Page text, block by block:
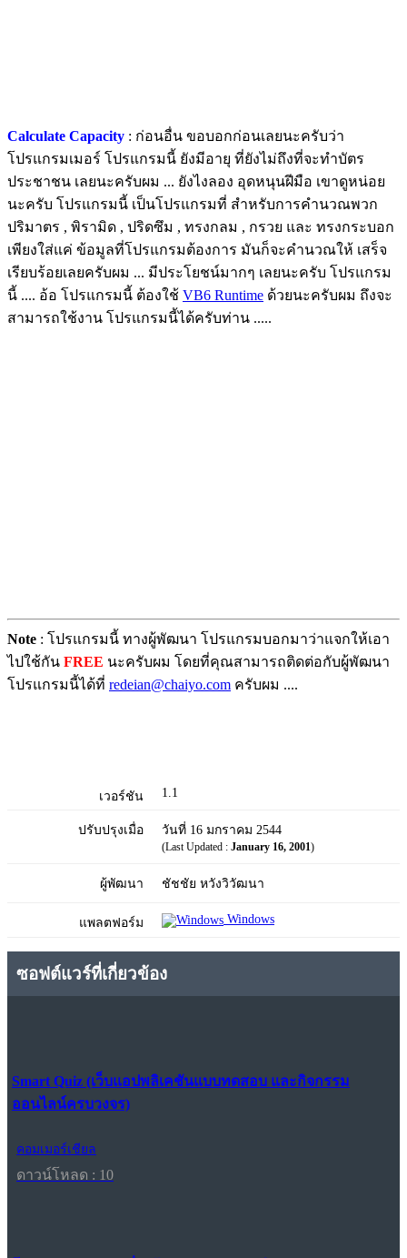
Calculate Capacity : ก่อนอื่น ขอบอกก่อนเลยนะครับว่า
โปรแกรมเมอร์ โปรแกรมนี้ ยังมีอายุ ที่ยังไม่ถึงที่จะทำบัตร
ประชาชน เลยนะครับผม ... ยังไงลอง อุดหนุนฝีมือ เขาดูหน่อย
นะครับ โปรแกรมนี้ เป็นโปรแกรมที่ สำหรับการคำนวณพวก
ปริมาตร , พิรามิด , ปริดซึม , ทรงกลม , กรวย และ ทรงกระบอก
เพียงใส่แค่ ข้อมูลที่โปรแกรมต้องการ มันก็จะคำนวณให้ เสร็จ
เรียบร้อยเลยครับผม ... มีประโยชน์มากๆ เลยนะครับ โปรแกรม
นี้ .... อ้อ โปรแกรมนี้ ต้องใช้ VB6 Runtime ด้วยนะครับผม ถึงจะ
สามารถใช้งาน โปรแกรมนี้ได้ครับท่าน .....
Note : โปรแกรมนี้ ทางผู้พัฒนา โปรแกรมบอกมาว่าแจกให้เอา
ไปใช้กัน FREE นะครับผม โดยที่คุณสามารถติดต่อกับผู้พัฒนา
โปรแกรมนี้ได้ที่ redeian@chaiyo.com ครับผม ....
เวอร์ชัน 1.1
ปรับปรุงเมื่อ วันที่ 16 มกราคม 2544
(Last Updated : January 16, 2001)
ผู้พัฒนา ชัชชัย หวังวิวัฒนา
แพลตฟอร์ม Windows
ซอฟต์แวร์ที่เกี่ยวข้อง
Smart Quiz (เว็บแอปพลิเคชันแบบทดสอบ และกิจกรรม
ออนไลน์ครบวงจร)
คอมเมอร์เชียล
ดาวน์โหลด : 10